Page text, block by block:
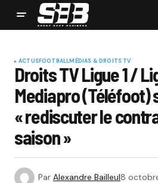
ACTUSFOOTBALLMÉDIAS & DROITS TV
Droits TV Ligue 1 /
Mediapro (Téléfoot)
« rediscuter le
saison »
Par Alexandre Bailleul8